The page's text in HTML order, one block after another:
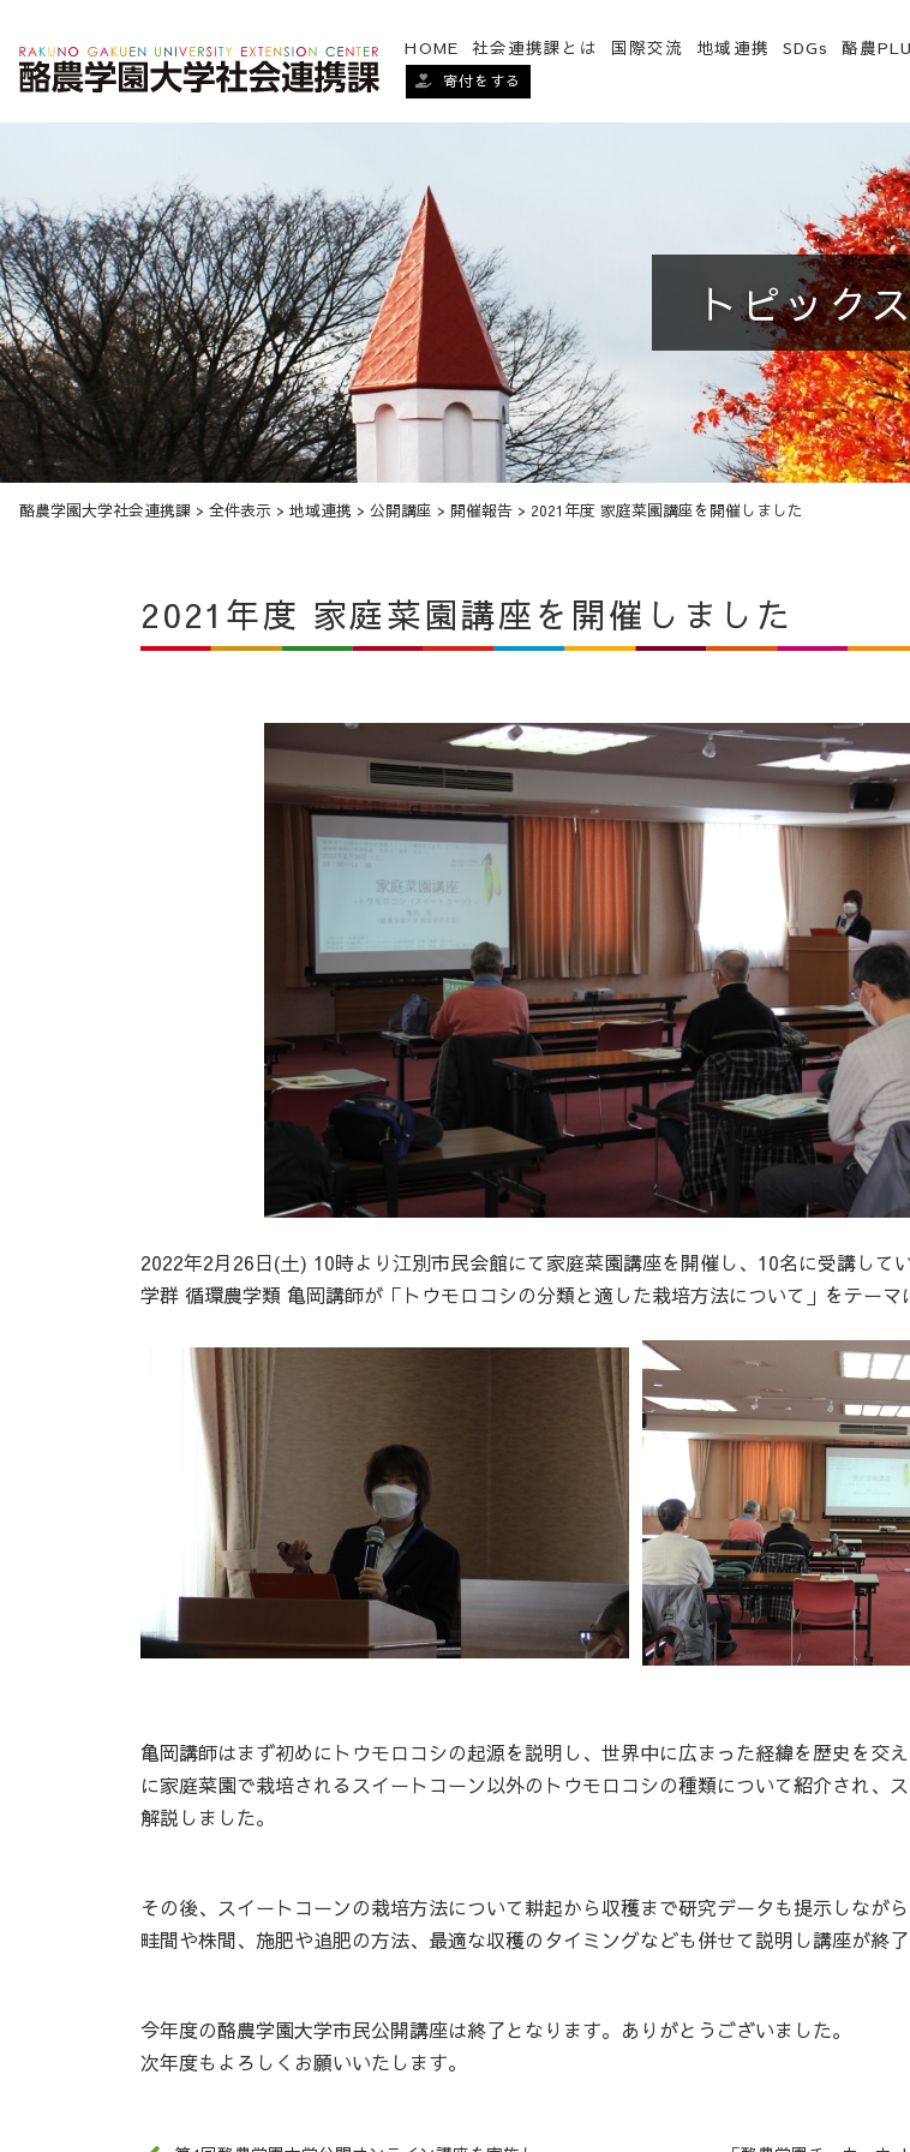
HOME 社会連携課とは 国際交流 地域連携 SDGs 酪農
寄付をする
トピック
酪農学園大学社会連携課 > 全件表示 > 地域連携 > 公開講座 > 開催報告 > 2021年度 家庭菜園講座を開催しました
2021年度 家庭菜園講座を開催しました
2022年2月26日(土) 10時より江別市民会館にて家庭菜園講座を開催し、10名に受講して
学群 循環農学類 亀岡講師が「トウモロコシの分類と適した栽培方法について」をテーマ
亀岡講師はまず初めにトウモロコシの起源を説明し、世界中に広まった経緯を歴史を交
に家庭菜園で栽培されるスイートコーン以外のトウモロコシの種類について紹介され、
解説しました。
その後、スイートコーンの栽培方法について耕起から収穫まで研究データも提示しなが
畦間や株間、施肥や追肥の方法、最適な収穫のタイミングなども併せて説明し講座が終了
今年度の酪農学園大学市民公開講座は終了となります。ありがとうございました。
次年度もよろしくお願いいたします。